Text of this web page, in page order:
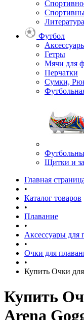
Литература
Футбол
Гетры
Мячи для
Перчатки
Сумки,
Щитки и
Главная
•
Каталог товаров
•
Плавание
•
Аксессуары для
•
Очки для
•
Купить Очки
Купить
Arena